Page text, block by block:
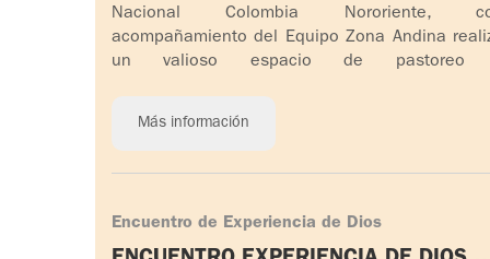
Nacional Colombia Nororiente,
acompañamiento del Equipo Zona Andina
un valioso espacio de pastoreo
Más información
Encuentro de Experiencia de Dios